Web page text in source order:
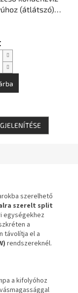
(átlátszó)
szerelhető
szerelt split
egységekhez
a
távolítja el a
rendszereknél.
a kifolyóhoz